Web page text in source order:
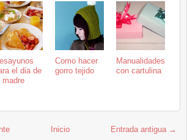
el dia de
madre
Como hacer
gorro tejido
Manualidades
con cartulina
Entrada antigua →
Inicio